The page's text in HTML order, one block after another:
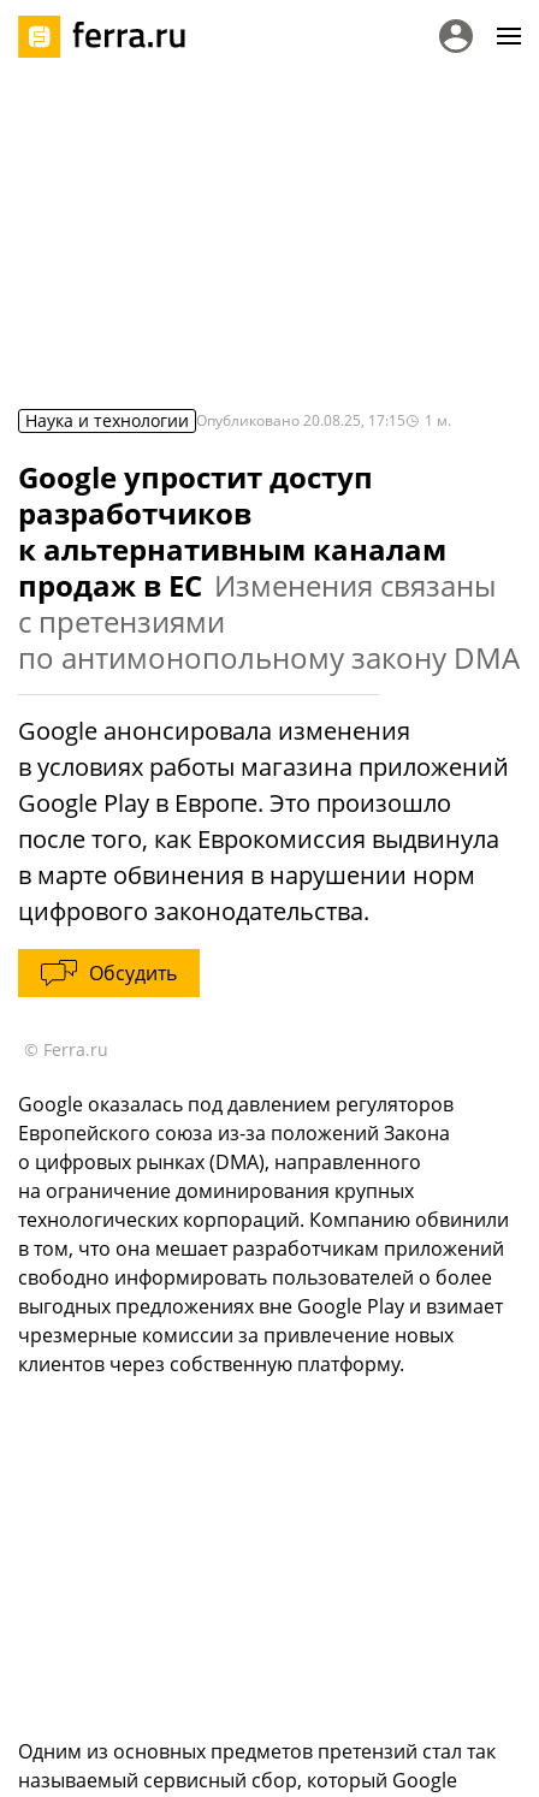
Наука и технологии Опубликовано20.08.25, 17:15 1 м.
Google упростит доступ
разработчиков
к альтернативным каналам
продаж в ЕС Изменения связаны
с претензиями
по антимонопольному закону DMA
Google анонсировала изменения
в условиях работы магазина приложений
Google Play в Европе. Это произошло
после того, как Еврокомиссия выдвинула
в марте обвинения в нарушении норм
цифрового законодательства.
Обсудить
© Ferra.ru
Google оказалась под давлением регуляторов
Европейского союза из-за положений Закона
о цифровых рынках (DMA), направленного
на ограничение доминирования крупных
технологических корпораций. Компанию обвинили
в том, что она мешает разработчикам приложений
свободно информировать пользователей о более
выгодных предложениях вне Google Play и взимает
чрезмерные комиссии за привлечение новых
клиентов через собственную платформу.
Одним из основных предметов претензий стал так
называемый сервисный сбор, который Google